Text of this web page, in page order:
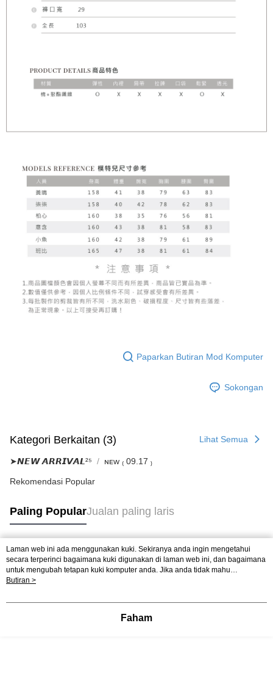
Paparkan Butiran Mod Komputer
Sokongan
Kategori Berkaitan (3) Lihat Semua
➤𝙉𝙀𝙒 𝘼𝙍𝙍𝙄𝙑𝘼𝙇²⁵ ɴᴇᴡ ₍ 09.17 ₎
Rekomendasi Popular
Paling PopularJualan paling laris
Tag Popular
Laman web ini ada menggunakan kuki. Sekiranya anda ingin mengetahui
secara terperinci bagaimana kuki digunakan di laman web ini, dan bagaimana
untuk mengubah tetapan kuki komputer anda. Jika anda tidak mahu
menggunakan kuki di komputer anda, sila rujuk penerangan mengenai kuki.
mengetahui secara terperinci bagaimana kuki digunakan di laman web ini,
mahu menggunakan kuki di komputer anda, sila rujuk penerangan mengenai
Butiran >
Faham